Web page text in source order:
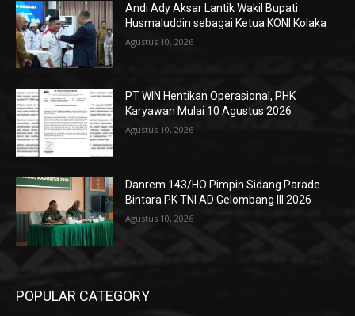
Andi Ady Aksar Lantik Wakil Bupati
Husmaluddin sebagai Ketua KONI Kolaka
Agustus 10, 2026
PT WIN Hentikan Operasional, PHK
Karyawan Mulai 10 Agustus 2026
Agustus 10, 2026
Danrem 143/HO Pimpin Sidang Parade
Bintara PK TNI AD Gelombang III 2026
Agustus 10, 2026
POPULAR CATEGORY